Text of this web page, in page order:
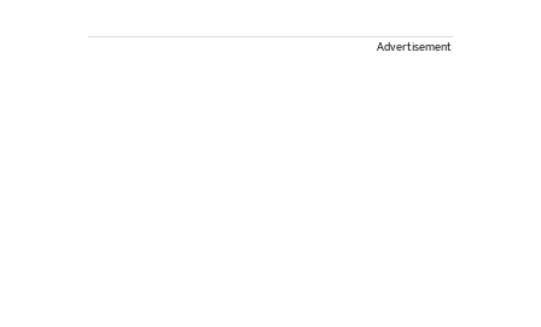
Advertisement